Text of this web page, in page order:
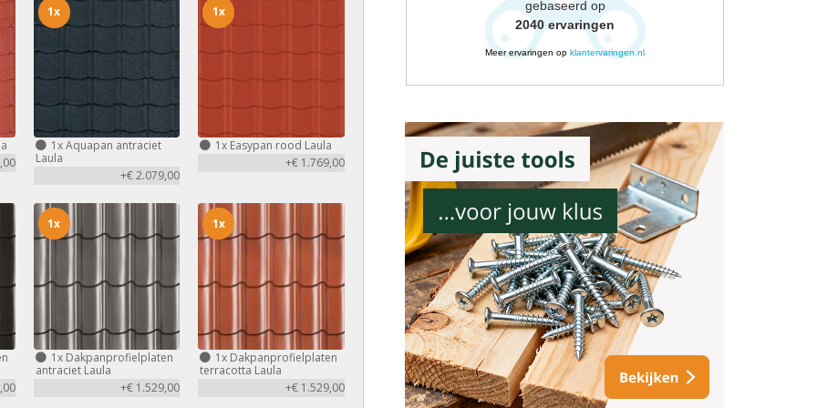
1xAquapan antraciet
Laula
+€ 2.079,00
1x
1x Easypan rood Laula
+€ 1.769,00
1x
1xDakpanprofielplaten
antraciet Laula
+€ 1.529,00
1x
1x Dakpanprofielplaten
terracotta Laula
+€ 1.529,00
1x
gebaseerd op
2040 ervaringen
Meer ervaringen op klantervaringen.nl